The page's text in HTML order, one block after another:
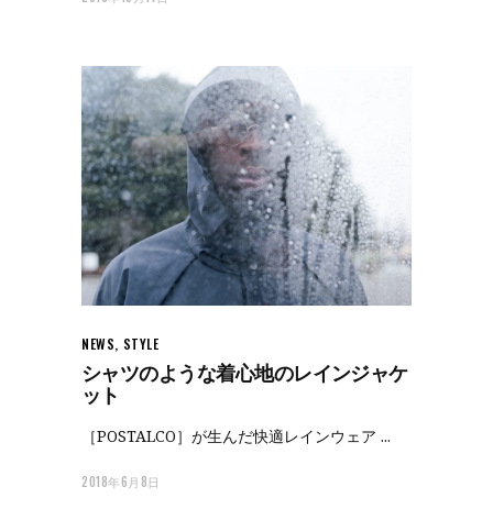
NEWS, STYLE
シャツのような着心地のレインジャケ
ット
［POSTALCO］が生んだ快適レインウェア
2018年6月8日